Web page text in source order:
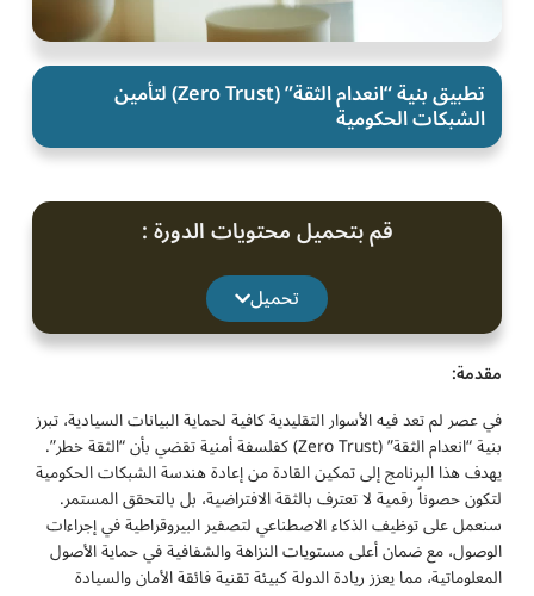
تطبيق بنية “انعدام الثقة” (Zero Trust) لتأمين
الشبكات الحكومية
قم بتحميل محتويات الدورة :
تحميل
مقدمة:
في عصر لم تعد فيه الأسوار التقليدية كافية لحماية البيانات السيادية، تبرز
بنية “انعدام الثقة” (Zero Trust) كفلسفة أمنية تقضي بأن “الثقة خطر”.
يهدف هذا البرنامج إلى تمكين القادة من إعادة هندسة الشبكات الحكومية
لتكون حصوناً رقمية لا تعترف بالثقة الافتراضية، بل بالتحقق المستمر.
سنعمل على توظيف الذكاء الاصطناعي لتصفير البيروقراطية في إجراءات
الوصول، مع ضمان أعلى مستويات النزاهة والشفافية في حماية الأصول
المعلوماتية، مما يعزز ريادة الدولة كبيئة تقنية فائقة الأمان والسيادة